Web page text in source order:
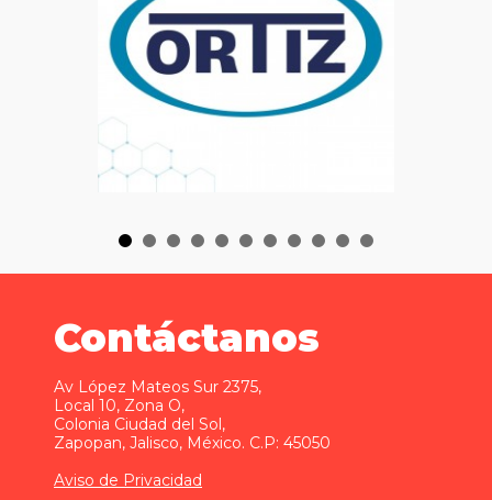
Contáctanos
Av López Mateos Sur 2375,
Local 10, Zona O,
Colonia Ciudad del Sol,
Zapopan, Jalisco, México. C.P: 45050
Aviso de Privacidad